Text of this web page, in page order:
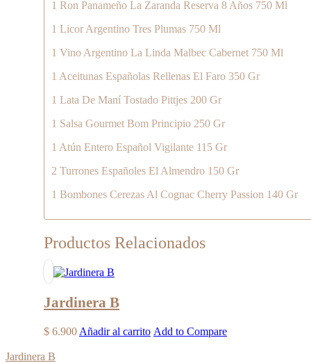
1 Ron Panameño La Zaranda Reserva 8 Años 750 Ml
1 Licor Argentino Tres Plumas 750 Ml
1 Vino Argentino La Linda Malbec Cabernet 750 Ml
1 Aceitunas Españolas Rellenas El Faro 350 Gr
1 Lata De Maní Tostado Pittjes 200 Gr
1 Salsa Gourmet Bom Principio 250 Gr
1 Atún Entero Español Vigilante 115 Gr
2 Turrones Españoles El Almendro 150 Gr
1 Bombones Cerezas Al Cognac Cherry Passion 140 Gr
Productos Relacionados
Jardinera B
$ 6.900 Añadir al carrito Add to Compare
Jardinera B